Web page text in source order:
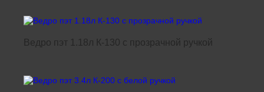
Ведро пэт 1.18л К-130 с прозрачной ручкой